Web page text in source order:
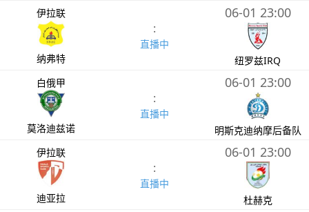
伊拉联
纳弗特
:
直播中
06-01 23:00
纽罗兹IRQ
白俄甲
莫洛迪兹诺
:
直播中
06-01 23:00
明斯克迪纳摩后备队
伊拉联
迪亚拉
:
直播中
06-01 23:00
杜赫克